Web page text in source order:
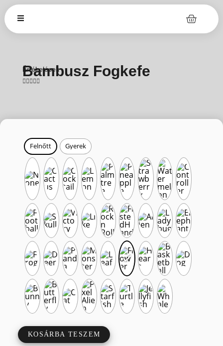
Bambusz Fogkefe
Értékelések

Felnőtt Gyerek
KOSÁRBA TESZEM